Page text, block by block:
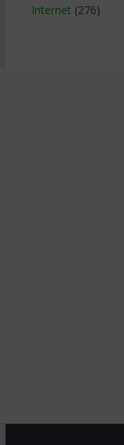
Internet (276)